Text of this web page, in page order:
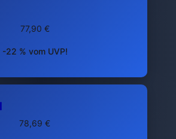
77,90 €
-22 % vom UVP!
78,69 €